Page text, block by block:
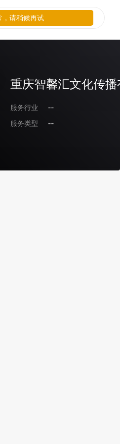
重庆智馨汇文化传
服务行业
--
服务类型
--
，请稍候再试